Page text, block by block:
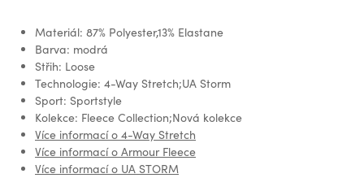
Materiál: 87% Polyester,13% Elastane
Barva: modrá
Střih: Loose
Technologie: 4-Way Stretch;UA Storm
Sport: Sportstyle
Kolekce: Fleece Collection;Nová kolekce
Více informací o 4-Way Stretch
Více informací o Armour Fleece
Více informací o UA STORM